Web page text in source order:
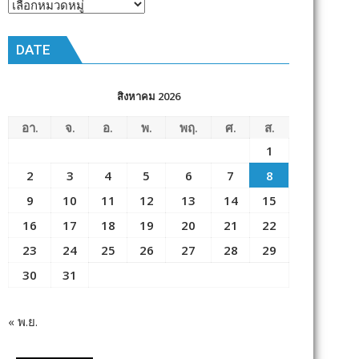
DATE
สิงหาคม 2026
อา. จ. อ. พ. พฤ. ศ.
ส.
1
2
3 4 5 6 7
8
9
10 11 12 13 14
15
16
17 18 19 20 21
22
23
24 25 26 27 28
29
30
31
« พ.ย.